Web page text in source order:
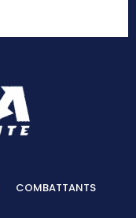
COMBATTANTS